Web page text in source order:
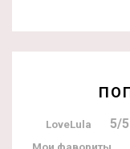
LoveLula 5/5
Мои фавориты